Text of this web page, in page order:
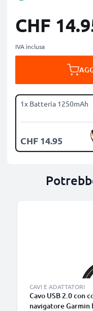
CHF
IVA inclusa
1x Batteria 1250mAh
CHF 14.95
CAVI E ADATTATORI
Cavo USB 2.0 con
navigatore Garmin